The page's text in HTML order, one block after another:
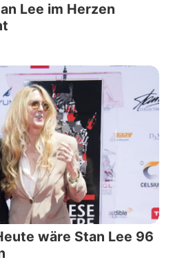
Lee im Herzen
wäre Stan Lee 96